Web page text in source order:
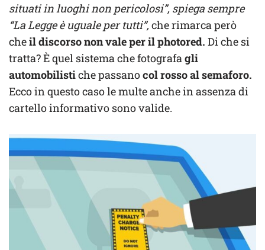
situati in luoghi non pericolosi”, spiega sempre
“La Legge è uguale per tutti”,che rimarca però
cheil discorso non vale per il photored. Di che si
tratta? È quel sistema che fotografagli
automobilistiche passanocol rosso al semaforo.
Ecco in questo caso le multe anche in assenza di
cartello informativo sono valide.